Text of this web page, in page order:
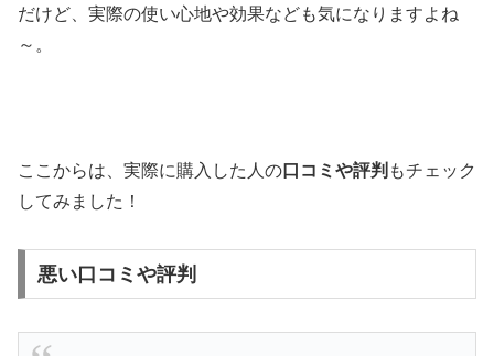
だけど、実際の使い心地や効果なども気になりますよね
～。
ここからは、実際に購入した人の口コミや評判 もチェック
してみました！
悪い口コミや評判